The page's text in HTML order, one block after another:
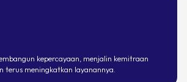
kepercayaan, menjalin kemitraan
terus meningkatkan layanannya.